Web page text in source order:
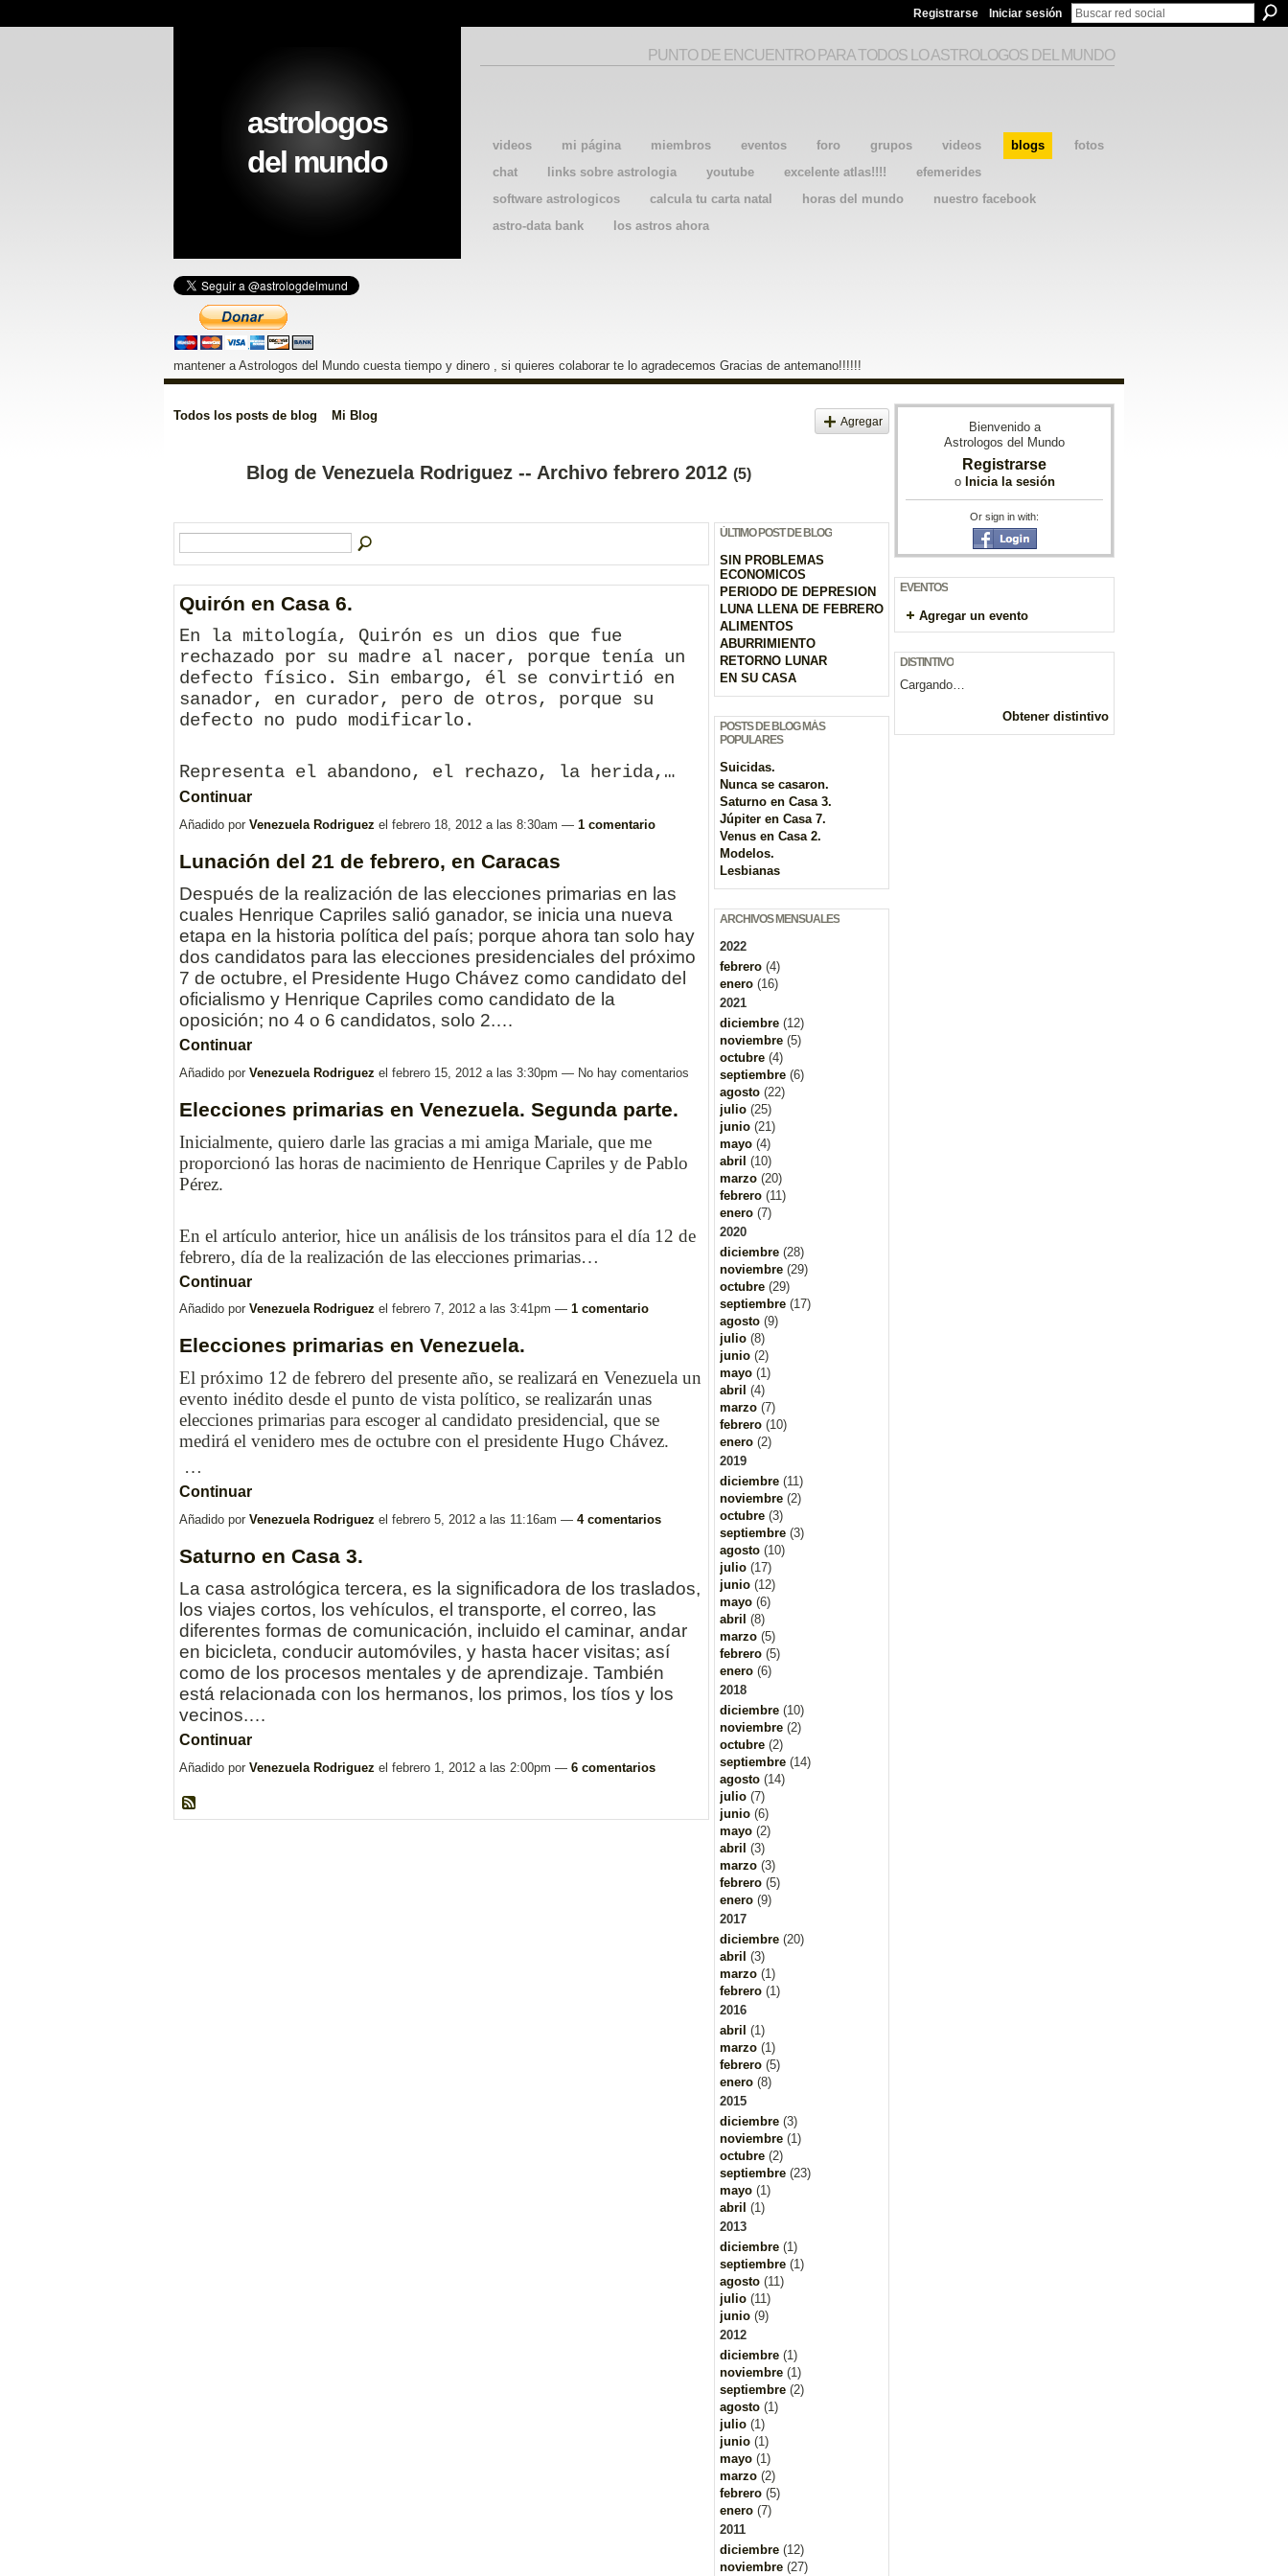
Registrarse Iniciar sesión
videos mi página miembros eventos foro grupos videos blogs
fotos
chat
links sobre astrologia youtube excelente atlas!!!!
efemerides
software astrologicos
calcula tu carta natal horas del mundo
nuestro facebook
astro-data bank
los astros ahora
astrologos
del mundo
PUNTO DE ENCUENTRO PARA TODOS LO ASTROLOGOS DEL MUNDO
mantener a Astrologos del Mundo cuesta tiempo y dinero , si quieres colaborar te lo agradecemos Gracias de antemano!!!!!!
Todos los posts de blog Mi Blog Agregar
Blog de Venezuela Rodriguez -- Archivo febrero 2012 (5)
Quirón en Casa 6.
En la mitología, Quirón es un dios que fue
rechazado por su madre al nacer, porque tenía un
defecto físico. Sin embargo, él se convirtió en
sanador, en curador, pero de otros, porque su
defecto no pudo modificarlo.
Representa el abandono, el rechazo, la herida,…
Continuar
Añadido por Venezuela Rodriguez el febrero 18, 2012 a las 8:30am — 1 comentario
Lunación del 21 de febrero, en Caracas
Después de la realización de las elecciones primarias en las
cuales Henrique Capriles salió ganador, se inicia una nueva
etapa en la historia política del país; porque ahora tan solo hay
dos candidatos para las elecciones presidenciales del próximo
7 de octubre, el Presidente Hugo Chávez como candidato del
oficialismo y Henrique Capriles como candidato de la
oposición; no 4 o 6 candidatos, solo 2.…
Continuar
Añadido por Venezuela Rodriguez el febrero 15, 2012 a las 3:30pm — No hay comentarios
Elecciones primarias en Venezuela. Segunda parte.
Inicialmente, quiero darle las gracias a mi amiga Mariale, que me
proporcionó las horas de nacimiento de Henrique Capriles y de Pablo
Pérez.
En el artículo anterior, hice un análisis de los tránsitos para el día 12 de
febrero, día de la realización de las elecciones primarias…
Continuar
Añadido por Venezuela Rodriguez el febrero 7, 2012 a las 3:41pm — 1 comentario
Elecciones primarias en Venezuela.
El próximo 12 de febrero del presente año, se realizará en Venezuela un
evento inédito desde el punto de vista político, se realizarán unas
elecciones primarias para escoger al candidato presidencial, que se
medirá el venidero mes de octubre con el presidente Hugo Chávez.
…
Continuar
Añadido por Venezuela Rodriguez el febrero 5, 2012 a las 11:16am — 4 comentarios
Saturno en Casa 3.
La casa astrológica tercera, es la significadora de los traslados,
los viajes cortos, los vehículos, el transporte, el correo, las
diferentes formas de comunicación, incluido el caminar, andar
en bicicleta, conducir automóviles, y hasta hacer visitas; así
como de los procesos mentales y de aprendizaje. También
está relacionada con los hermanos, los primos, los tíos y los
vecinos.…
Continuar
Añadido por Venezuela Rodriguez el febrero 1, 2012 a las 2:00pm — 6 comentarios
ÚLTIMO POST DE BLOG
SIN PROBLEMAS
ECONOMICOS
PERIODO DE DEPRESION
LUNA LLENA DE FEBRERO
ALIMENTOS
ABURRIMIENTO
RETORNO LUNAR
EN SU CASA
POSTS DE BLOG MÁS
POPULARES
Suicidas.
Nunca se casaron.
Saturno en Casa 3.
Júpiter en Casa 7.
Venus en Casa 2.
Modelos.
Lesbianas
ARCHIVOS MENSUALES
2022
febrero (4)
enero (16)
2021
diciembre (12)
noviembre (5)
octubre (4)
septiembre (6)
agosto (22)
julio (25)
junio (21)
mayo (4)
abril (10)
marzo (20)
febrero (11)
enero (7)
2020
diciembre (28)
noviembre (29)
octubre (29)
septiembre (17)
agosto (9)
julio (8)
junio (2)
mayo (1)
abril (4)
marzo (7)
febrero (10)
enero (2)
2019
diciembre (11)
noviembre (2)
octubre (3)
septiembre (3)
agosto (10)
julio (17)
junio (12)
mayo (6)
abril (8)
marzo (5)
febrero (5)
enero (6)
2018
diciembre (10)
noviembre (2)
octubre (2)
septiembre (14)
agosto (14)
julio (7)
junio (6)
mayo (2)
abril (3)
marzo (3)
febrero (5)
enero (9)
2017
diciembre (20)
abril (3)
marzo (1)
febrero (1)
2016
abril (1)
marzo (1)
febrero (5)
enero (8)
2015
diciembre (3)
noviembre (1)
octubre (2)
septiembre (23)
mayo (1)
abril (1)
2013
diciembre (1)
septiembre (1)
agosto (11)
julio (11)
junio (9)
2012
diciembre (1)
noviembre (1)
septiembre (2)
agosto (1)
julio (1)
junio (1)
mayo (1)
marzo (2)
febrero (5)
enero (7)
2011
diciembre (12)
noviembre (27)
Bienvenido a
Astrologos del Mundo
Registrarse
o Inicia la sesión
Or sign in with:
EVENTOS
Agregar un evento
DISTINTIVO
Cargando…
Obtener distintivo